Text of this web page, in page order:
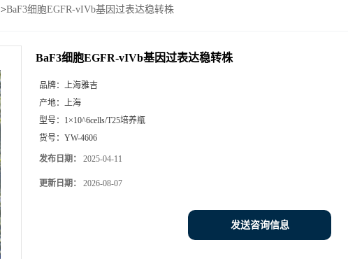
>BaF3细胞EGFR-vIVb基因过表达稳转株
BaF3细胞EGFR-vIVb基因过表达稳转株
品牌： 上海雅吉
产地： 上海
型号： 1×10^6cells/T25培养瓶
货号： YW-4606
发布日期： 2025-04-11
更新日期： 2026-08-07
发送咨询信息